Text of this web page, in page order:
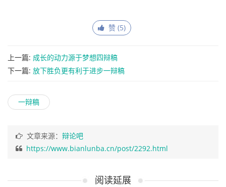
赞 (5)
上一篇: 成长的动力源于梦想四辩稿
下一篇: 放下胜负更有利于进步一辩稿
一辩稿
文章来源： 辩论吧
https://www.bianlunba.cn/post/2292.html
阅读延展